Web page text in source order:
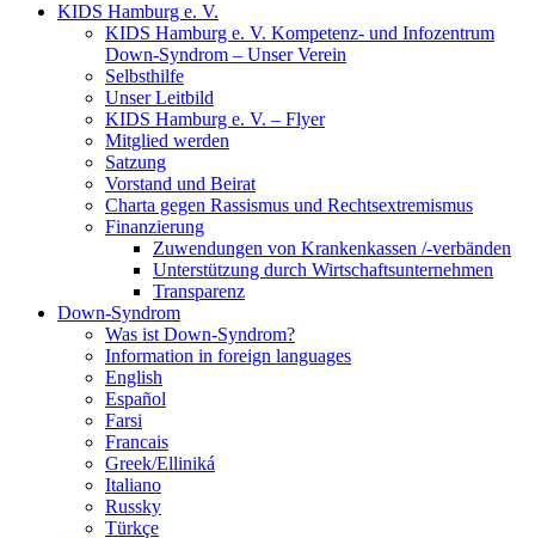
KIDS Hamburg e. V.
KIDS Hamburg e. V. Kompetenz- und Infozentrum
Down-Syndrom – Unser Verein
Selbsthilfe
Unser Leitbild
KIDS Hamburg e. V. – Flyer
Mitglied werden
Satzung
Vorstand und Beirat
Charta gegen Rassismus und Rechtsextremismus
Finanzierung
Zuwendungen von Krankenkassen /-verbänden
Unterstützung durch Wirtschaftsunternehmen
Transparenz
Down-Syndrom
Was ist Down-Syndrom?
Information in foreign languages
English
Español
Farsi
Francais
Greek/Elliniká
Italiano
Russky
Türkçe